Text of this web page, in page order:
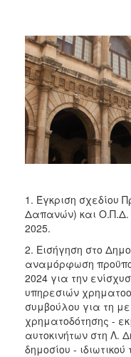
2016
2015
2013
2012
2011
2010
2006
ΔΗΜΟΤΗΣ
ΕΠΙΣΚΕΠΤΗΣ
ΗΡΑΚΛΕΙΟ
1. Έγκριση σχεδίου
Δαπανών) και Ο.Π.Δ.
2025.
2. Εισήγηση στο
αναμόρφωση
2024 για την
υπηρεσιών
συμβούλου για τη
χρηματοδότησης -
αυτοκινήτων στη Λ.
δημοσίου -